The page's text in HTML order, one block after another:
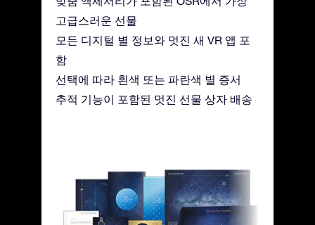
고급스러운 선물
모든 디지털 별 정보와 멋진 새 VR 앱 포
함
선택에 따라 흰색 또는 파란색 별 증서
추적 기능이 포함된 멋진 선물 상자 배송